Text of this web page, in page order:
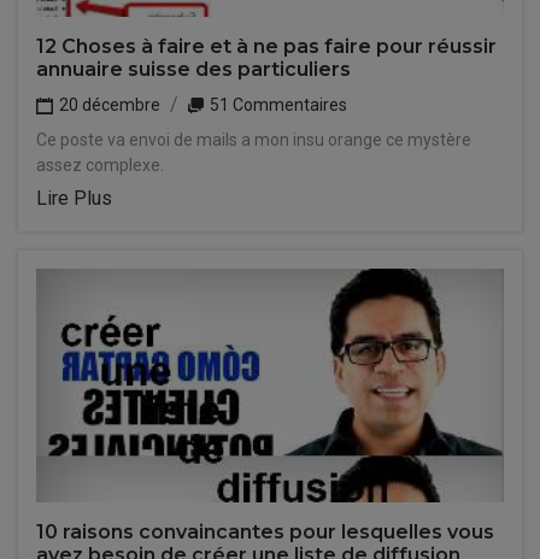
12 Choses à faire et à ne pas faire pour réussir
annuaire suisse des particuliers
20 décembre
51 Commentaires
Ce poste va envoi de mails a mon insu orange ce mystère
assez complexe.
Lire Plus
10 raisons convaincantes pour lesquelles vous